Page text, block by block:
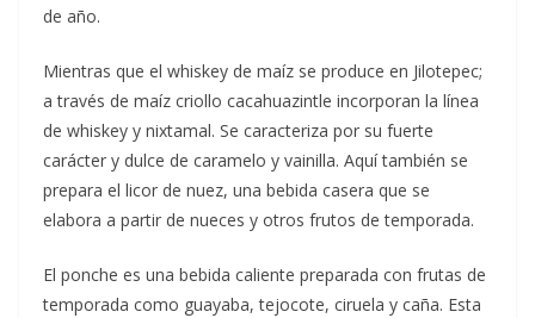
de año.
Mientras que el whiskey de maíz se produce en Jilotepec;
a través de maíz criollo cacahuazintle incorporan la línea
de whiskey y nixtamal. Se caracteriza por su fuerte
carácter y dulce de caramelo y vainilla. Aquí también se
prepara el licor de nuez, una bebida casera que se
elabora a partir de nueces y otros frutos de temporada.
El ponche es una bebida caliente preparada con frutas de
temporada como guayaba, tejocote, ciruela y caña. Esta